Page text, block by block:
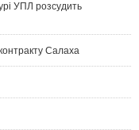
УПЛ розсудить
Салаха